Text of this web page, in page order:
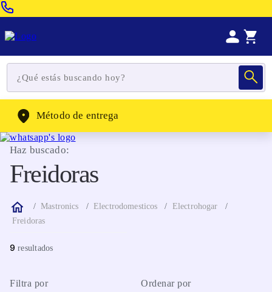
WhatsApp: (302) 262-4104
Método de entrega
Haz buscado:
Freidoras
Mastronics Electrodomesticos
Electrohogar
Freidoras
9
Filtra por Ordenar por